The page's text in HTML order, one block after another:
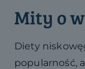
Mity o
Diety
popularność,